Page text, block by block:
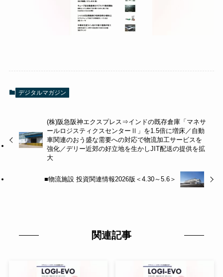
デジタルマガジン
(株)阪急阪神エクスプレス⇒インドの既存倉庫「マネサ
ールロジスティクスセンターⅡ」を1.5倍に増床／自動
車関連のおう盛な需要への対応で物流加工サービスを
強化／デリー近郊の好立地を生かしJIT配送の提供を拡
大
■物流施設 投資関連情報2026版＜4.30～5.6＞
関連記事